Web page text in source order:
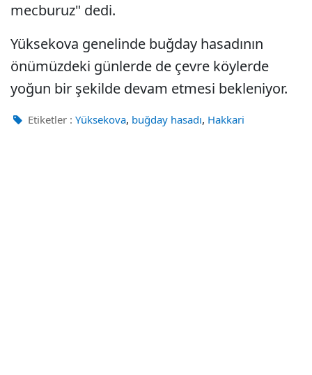
mecburuz" dedi.
Yüksekova genelinde buğday hasadının
önümüzdeki günlerde de çevre köylerde
yoğun bir şekilde devam etmesi bekleniyor.
Etiketler : Yüksekova, buğday hasadı, Hakkari